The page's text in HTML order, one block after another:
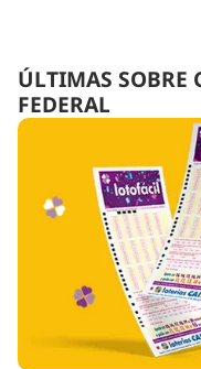
ÚLTIMAS SOBRE
FEDERAL